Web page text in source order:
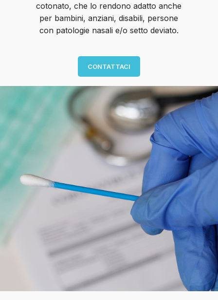
cotonato, che lo rendono adatto anche
per bambini, anziani, disabili, persone
con patologie nasali e/o setto deviato.
CONTATTACI